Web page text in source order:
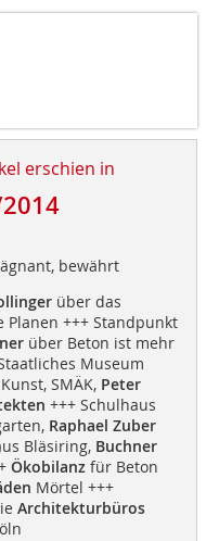
erschien in
bewährt
über das
Planen +++ Standpunkt
über Beton ist mehr
Museum
SMÄK, Peter
+++ Schulhaus
Raphael Zuber
Bläsiring, Buchner
Ökobilanzfür Beton
Mörtel +++
Architekturbüros